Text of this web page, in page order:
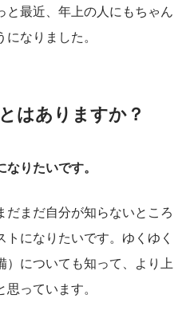
と最近、年上の人にもちゃん
なりました。
はありますか？
りたいです。
まだ自分が知らないところ
になりたいです。ゆくゆく
）についても知って、より上
っています。